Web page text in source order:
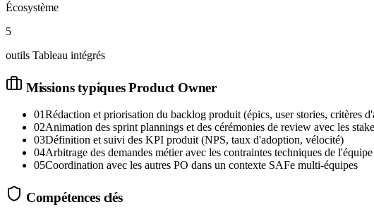
Écosystème
5
outils Tableau intégrés
Missions typiquesProduct Owner
01Rédaction et priorisation du backlog produit (épics, user stories, critères
02Animation des sprint plannings et des cérémonies de review avec les
03Définition et suivi des KPI produit (NPS, taux d'adoption, vélocité)
04Arbitrage des demandes métier avec les contraintes techniques de l'équipe
05Coordination avec les autres PO dans un contexte SAFe multi-équipes
Compétences clés